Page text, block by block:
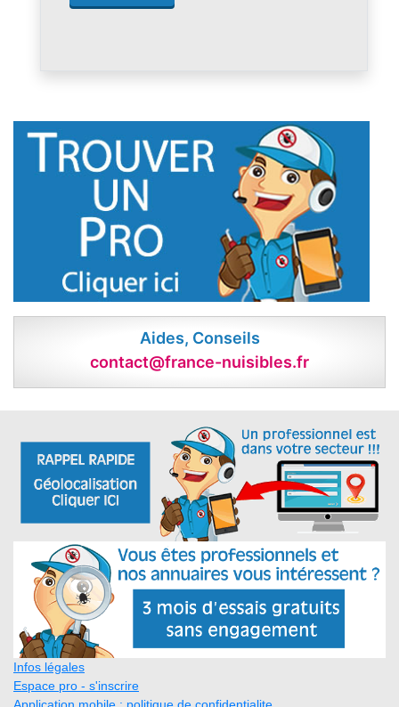
Aides, Conseils
contact@france-nuisibles.fr
Infos légales
Espace pro - s'inscrire